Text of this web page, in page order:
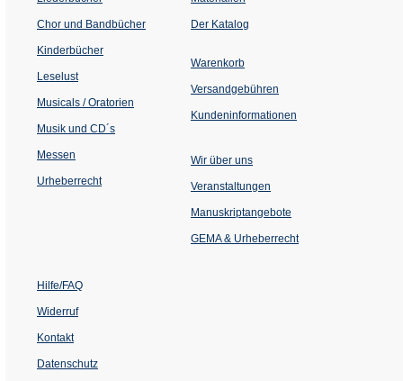
Chor und Bandbücher
Kinderbücher
Leselust
Musicals / Oratorien
Musik und CD´s
Messen
Urheberrecht
Der Katalog
Warenkorb
Versandgebühren
Kundeninformationen
Wir über uns
Veranstaltungen
einem
Tab)
Manuskriptangebote
GEMA & Urheberrecht
Hilfe/FAQ
Widerruf
Kontakt
Datenschutz